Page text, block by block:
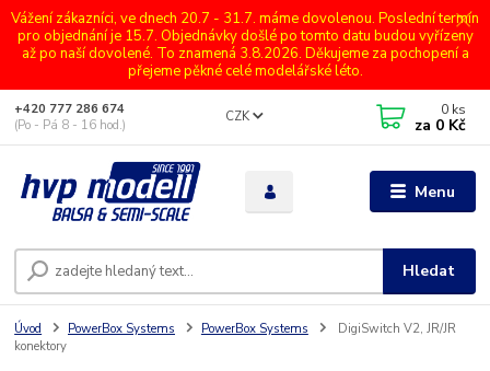
Vážení zákazníci, ve dnech 20.7 - 31.7. máme dovolenou. Poslední termín
pro objednání je 15.7. Objednávky došlé po tomto datu budou vyřízeny
až po naší dovolené. To znamená 3.8.2026. Děkujeme za pochopení a
přejeme pěkné celé modelářské léto.
Menu
CZK
Hledat
+420 777 286 674
(Po - Pá 8 - 16 hod.)
0 ks
za 0 Kč
Úvod PowerBox Systems PowerBox Systems
DigiSwitch V2, JR/JR
konektory